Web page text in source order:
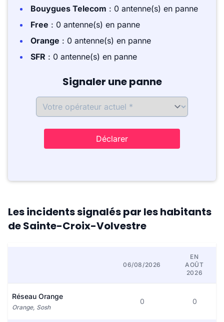
Bouygues Telecom : 0 antenne(s) en panne
Free : 0 antenne(s) en panne
Orange : 0 antenne(s) en panne
SFR : 0 antenne(s) en panne
Signaler une panne
Déclarer
Les incidents signalés par les habitants
de Sainte-Croix-Volvestre
06/08/2026
EN
AOÛT
2026
Réseau Orange
Orange, Sosh
0 0